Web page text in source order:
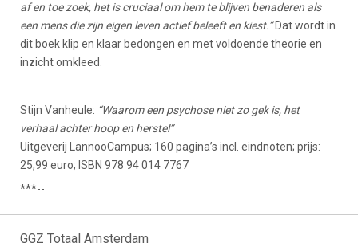
af en toe zoek, het is cruciaal om hem te blijven benaderen als
een mens die zijn eigen leven actief beleeft en kiest.”Dat wordt in
dit boek klip en klaar bedongen en met voldoende theorie en
inzicht omkleed.
Stijn Vanheule: “Waarom een psychose niet zo gek is, het
verhaal achter hoop en herstel”
Uitgeverij LannooCampus; 160 pagina’s incl. eindnoten; prijs:
25,99 euro; ISBN 978 94 014 7767
***--
GGZ Totaal Amsterdam